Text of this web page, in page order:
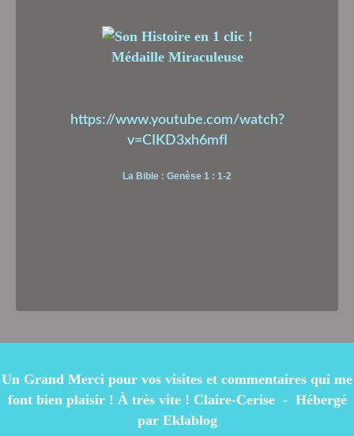
Médaille Miraculeuse
https://www.youtube.com/watch?
v=CIKD3xh6mfI
La Bible : Genèse 1 : 1-2
Un Grand Merci pour vos visites et commentaires qui me
font bien plaisir ! À très vite ! Claire-Cerise - Hébergé
par Eklablog